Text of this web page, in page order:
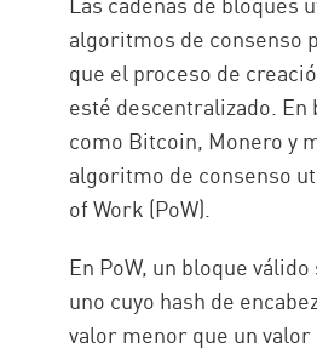
Workspace Security
XDR platform
algoritmos de consenso
que el proceso de
esté descentralizado. En
como Bitcoin, Monero y
algoritmo de consenso
of Work (PoW).
En PoW, un bloque
uno cuyo hash de
valor menor que un